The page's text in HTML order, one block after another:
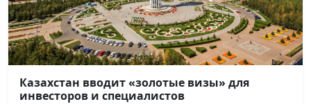
Казахстан вводит «золотые визы» для
инвесторов и специалистов